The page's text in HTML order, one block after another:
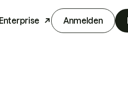
Enterprise Anmelden